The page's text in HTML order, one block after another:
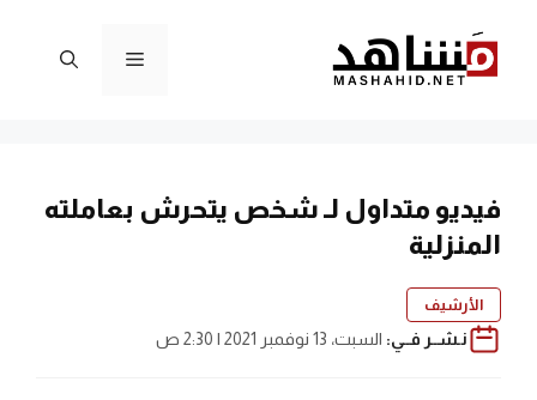
المحتوى
القائمة
فيديو متداول لـ شخص يتحرش بعاملته
المنزلية
الأرشيف
نـشــر فــي: السبت، 13 نوفمبر 2021 | 2:30 ص